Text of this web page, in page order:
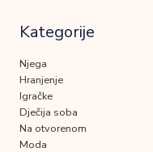
Kategorije
Njega
Hranjenje
Igračke
Dječija soba
Na otvorenom
Moda